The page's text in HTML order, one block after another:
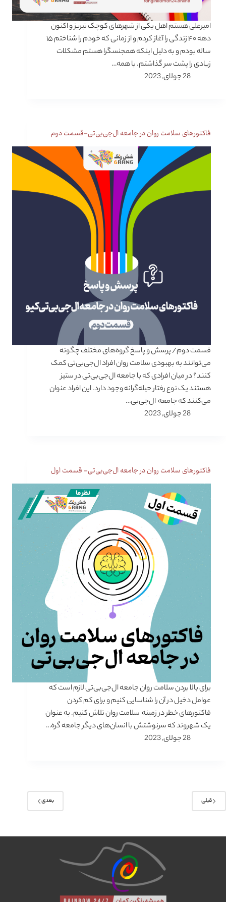
امیرعلی هستم اهل یکی از شهرهای کوچک تبریز و اکنون
دهه ۴۰ زندگی را آغاز کردم و از زمانی که خودم را شناختم ۱۵
ساله بودم و به دلیل اینکه همجنسگرا هستم مشکلات
زیادی را پشت سر گذاشتم. با همه…
28 جولای, 2023
فاکتورهای سلامت روان در جامعه ال‌جی‌بی‌تی‌-قسمت دوم
قسمت دوم/ پرسش و پاسخ گروه‌های مختلف چگونه
می‌توانند به بهبودی سلامت روان افراد ال‌جی‌بی‌تی کمک
کنند؟ در میان افرادی که با جامعه ال‌جی‌بی‌تی‌ در ستیز
هستند یک نوع رفتار حیله‌گرانه وجود دارد. این افراد عنوان
می‌کنند که جامعه ال‌جی‌بی…
28 جولای, 2023
فاکتورهای سلامت روان در جامعه ال‌جی‌بی‌تی- قسمت اول‌
برای بالا بردن سلامت روان جامعه ال‌جی‌بی‌تی لازم است که
عوامل دخیل در آن را شناسایی کنیم و برای کم کردن
فاکتورهای خطر در زمینه سلامت روان تلاش کنیم. به عنوان
یک شهروند که سرنوشتش با انسان‌های دیگر جامعه گره…
28 جولای, 2023
قبلی بعدی